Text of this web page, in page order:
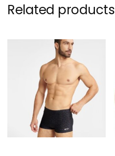
Related products